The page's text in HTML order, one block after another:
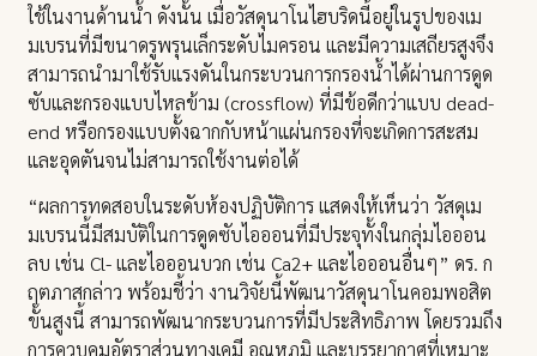
ใช้ในงานด้านน้ำ ดังนั้น เมื่อวัสดุนาโนไฮบริดนี้อยู่ในรูปของเม
มเบรนที่มีขนาดรูพรุนเล็กระดับไมครอน และมีความเสถียรสูงจึง
สามารถนำมาใช้รับแรงดันในกระบวนการกรองน้ำได้ผ่านการดูด
ซับและกรองแบบไหลข้าม (crossflow) ที่มีข้อดีกว่าแบบ dead-
end หรือกรองแบบตั้งฉากกับหน้าแผ่นกรองที่จะเกิดการสะสม
และอุดตันจนไม่สามารถใช้งานต่อได้
“ผลการทดสอบในระดับห้องปฏิบัติการ แสดงให้เห็นว่า วัสดุเม
มเบรนนี้มีสมบัติในการดูดซับไอออนที่มีประจุทั้งในกลุ่มไอออน
ลบ เช่น Cl- และไอออนบวก เช่น Ca2+ และไอออนอื่นๆ” ดร. ก
ฤตภาสกล่าว พร้อมชี้ว่า งานวิจัยนี้พัฒนาวัสดุนาโนคอมพอสิต
ขั้นสูงนี้ สามารถพัฒนากระบวนการที่มีประสิทธิภาพ โดยรวมถึง
การควบคุมอัตราส่วนทางเคมี อุณหภูมิ และบรรยากาศที่เหมาะ